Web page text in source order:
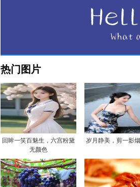
热门图片
回眸一笑百魅生，六宫粉黛
无颜色
岁月静美，剪一影